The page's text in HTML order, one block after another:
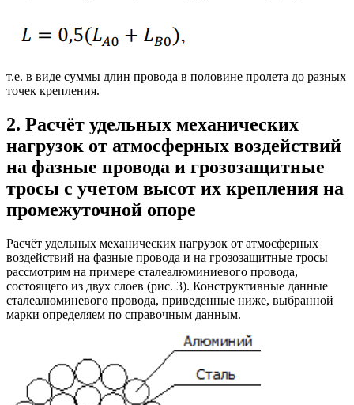
т.е. в виде суммы длин провода в половине пролета до разных
точек крепления.
2. Расчёт удельных механических
нагрузок от атмосферных воздействий
на фазные провода и грозозащитные
тросы с учетом высот их крепления на
промежуточной опоре
Расчёт удельных механических нагрузок от атмосферных
воздействий на фазные провода и на грозозащитные тросы
рассмотрим на примере сталеалюминиевого провода,
состоящего из двух слоев (рис. 3). Конструктивные данные
сталеалюминевого провода, приведенные ниже, выбранной
марки определяем по справочным данным.